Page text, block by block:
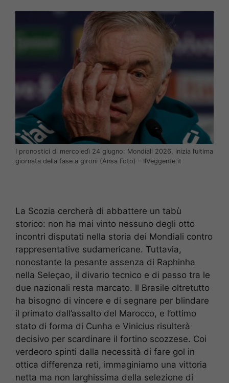
I pronostici di mercoledì 24 giugno: Mondiali 2026, inizia l’ultima
giornata della fase a gironi (Ansa Foto) – IlVeggente.it
La Scozia cercherà di abbattere un tabù
storico: non ha mai vinto nessuno degli otto
incontri disputati nella storia dei Mondiali contro
rappresentative sudamericane. Tuttavia,
nonostante la pesante assenza di Raphinha
nella Seleçao, il divario tecnico e di passo tra le
due nazionali resta marcato. Il Brasile oltretutto
ha bisogno di vincere e di segnare per blindare
il primato dall’assalto del Marocco, e l’ottimo
stato di forma di Cunha e Vinicius risulterà
decisivo per scardinare il fortino scozzese. Coi
verdeoro spinti dalla necessità di fare gol in
ottica differenza reti, immaginiamo una vittoria
netta ma non larghissima della selezione di